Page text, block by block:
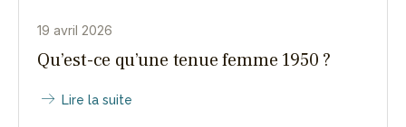
19 avril 2026
Qu’est-ce qu’une tenue femme 1950 ?
Lire la suite